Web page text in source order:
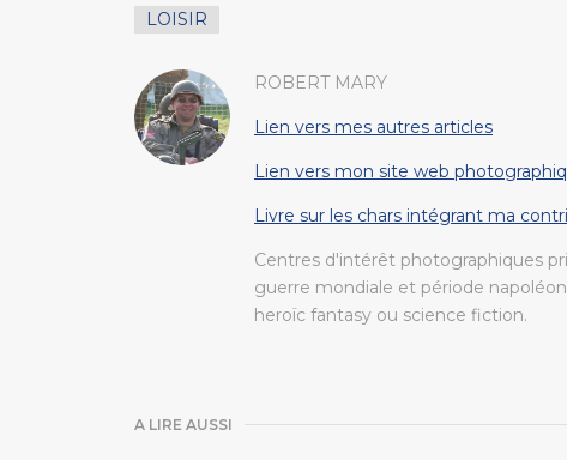
LOISIR
ROBERT MARY
Lien vers mes autres articles
Lien vers mon site web
Livre sur les chars intégrant ma
Centres d'intérêt photographiques
guerre mondiale et période
heroïc fantasy ou science fiction.
A LIRE AUSSI